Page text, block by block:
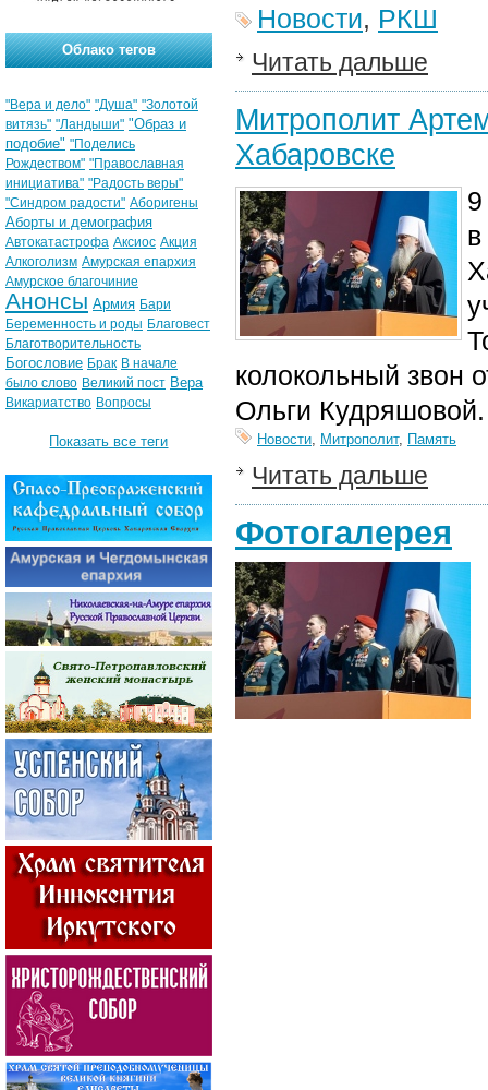
Новости, РКШ
Читать дальше
Митрополит
Хабаровске
колокольный звон
Ольги Кудряшовой.
Новости, Митрополит, Память
Читать дальше
Фотогалерея
Облако тегов
"Вера и дело" "Душа" "Золотой
витязь" "Ландыши" "Образ и
подобие" "Поделись
Рождеством" "Православная
инициатива" "Радость веры"
"Синдром радости" Аборигены
Аборты и демография
Автокатастрофа Аксиос Акция
Алкоголизм Амурская епархия
Амурское благочиние
Анонсы Армия Бари
Беременность и роды Благовест
Благотворительность
Богословие Брак В начале
было слово Великий пост Вера
Викариатство Вопросы
Показать все теги